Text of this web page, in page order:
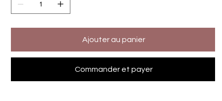
Ajouter au panier
Commander et payer